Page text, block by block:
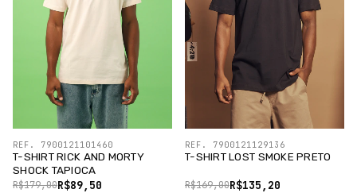
T-SHIRT RICK AND MORTY
SHOCK TAPIOCA
R$89,50
R$179,00
REF. 7900121101460
T-SHIRT LOST SMOKE PRETO
R$135,20
R$169,00
REF. 7900121129136